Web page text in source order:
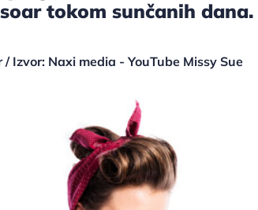
tokom sunčanih dana.
/ Izvor: Naxi media - YouTube Missy Sue